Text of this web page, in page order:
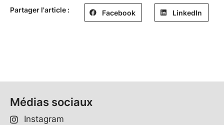
Partager l'article : Facebook LinkedIn
Médias sociaux
Instagram